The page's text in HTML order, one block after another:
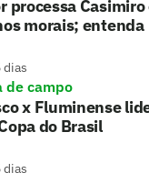
processa Casimiro
morais; entenda
dias
de campo
x Fluminense
do Brasil
dias